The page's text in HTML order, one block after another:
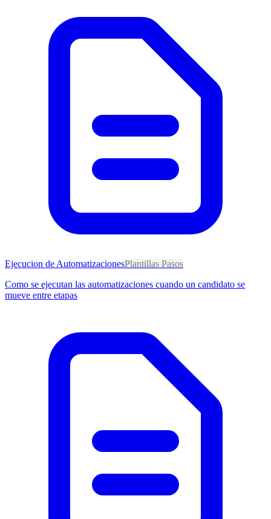
Ejecucion de AutomatizacionesPlantillas Pasos
Como se ejecutan las automatizaciones cuando un candidato se
mueve entre etapas